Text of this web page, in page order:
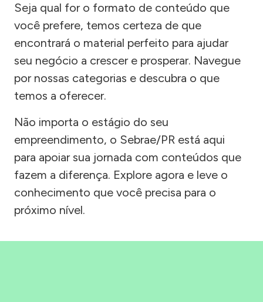
Seja qual for o formato de conteúdo que
você prefere, temos certeza de que
encontrará o material perfeito para ajudar
seu negócio a crescer e prosperar. Navegue
por nossas categorias e descubra o que
temos a oferecer.
Não importa o estágio do seu
empreendimento, o Sebrae/PR está aqui
para apoiar sua jornada com conteúdos que
fazem a diferença. Explore agora e leve o
conhecimento que você precisa para o
próximo nível.